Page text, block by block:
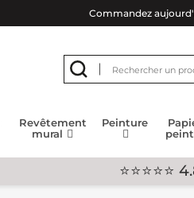
Commandez
Revêtement
mural
Peinture
peint